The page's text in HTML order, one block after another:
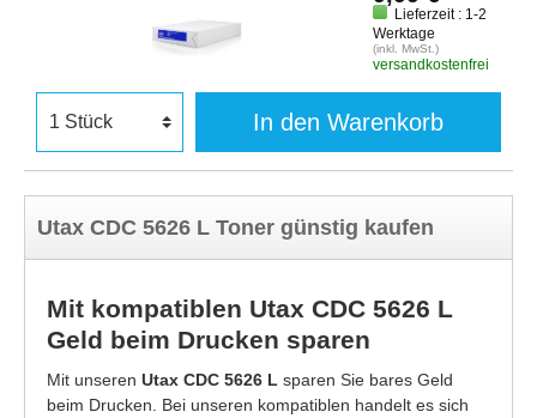
Lieferzeit : 1-2
Werktage
(inkl. MwSt.)
versandkostenfrei
In den Warenkorb
Utax CDC 5626 L Toner günstig kaufen
Mit kompatiblen Utax CDC 5626 L
Geld beim Drucken sparen
Mit unseren Utax CDC 5626 L sparen Sie bares Geld
beim Drucken. Bei unseren kompatiblen handelt es sich